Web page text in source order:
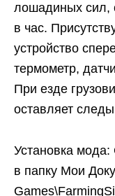
лошадиных сил,
в час.
устройство
термометр,
При езде
оставляет
Установка
в папку Мои